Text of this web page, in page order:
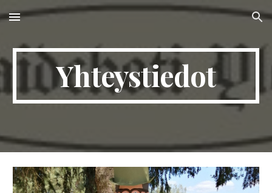
Skip to main content Skip to navigation
Yhteystiedot